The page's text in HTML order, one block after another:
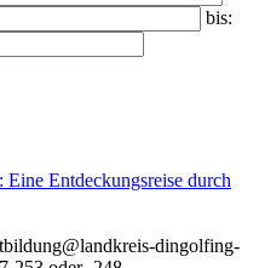
bis:
Entdeckungsreise durch
dingolfing-